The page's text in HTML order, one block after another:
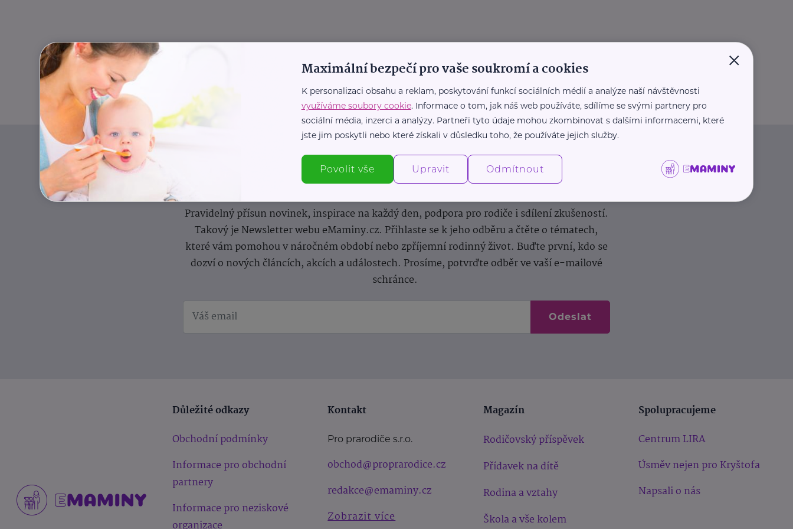
Newsletter
Pravidelný přísun novinek, inspirace na každý den, podpora pro rodiče i sdílení zkušeností.
Takový je Newsletter webu eMaminy.cz. Přihlaste se k jeho odběru a čtěte o tématech,
které vám pomohou v náročném období nebo zpříjemní rodinný život. Buďte první, kdo se
dozví o nových článcích, akcích a událostech. Prosíme, potvrďte odběr ve vaší e-mailové
schránce.
Odeslat
Důležité odkazy
Obchodní podmínky
Informace pro obchodní
partnery
Informace pro neziskové
organizace
Kontakt
Pro prarodiče s.r.o.
obchod@proprarodice.cz
redakce@emaminy.cz
Zobrazit více
Magazín
Rodičovský příspěvek
Přídavek na dítě
Rodina a vztahy
Škola a vše kolem
Spolupracujeme
Centrum LIRA
Úsměv nejen pro Kryštofa
Napsali o nás
×
Maximální bezpečí pro vaše soukromí a cookies
K personalizaci obsahu a reklam, poskytování funkcí sociálních médií a analýze naší návštěvnosti
využíváme soubory cookie. Informace o tom, jak náš web používáte, sdílíme se svými partnery pro
sociální média, inzerci a analýzy. Partneři tyto údaje mohou zkombinovat s dalšími informacemi, které
jste jim poskytli nebo které získali v důsledku toho, že používáte jejich služby.
Povolit vše Upravit Odmítnout